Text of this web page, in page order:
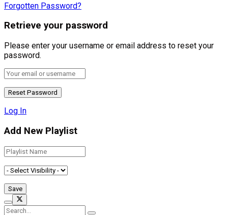
Forgotten Password?
Retrieve your password
Please enter your username or email address to reset your
password.
Log In
Add New Playlist